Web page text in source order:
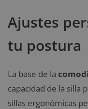
Ajustes
tu postura
La base de la
capacidad de la silla
sillas ergonómicas